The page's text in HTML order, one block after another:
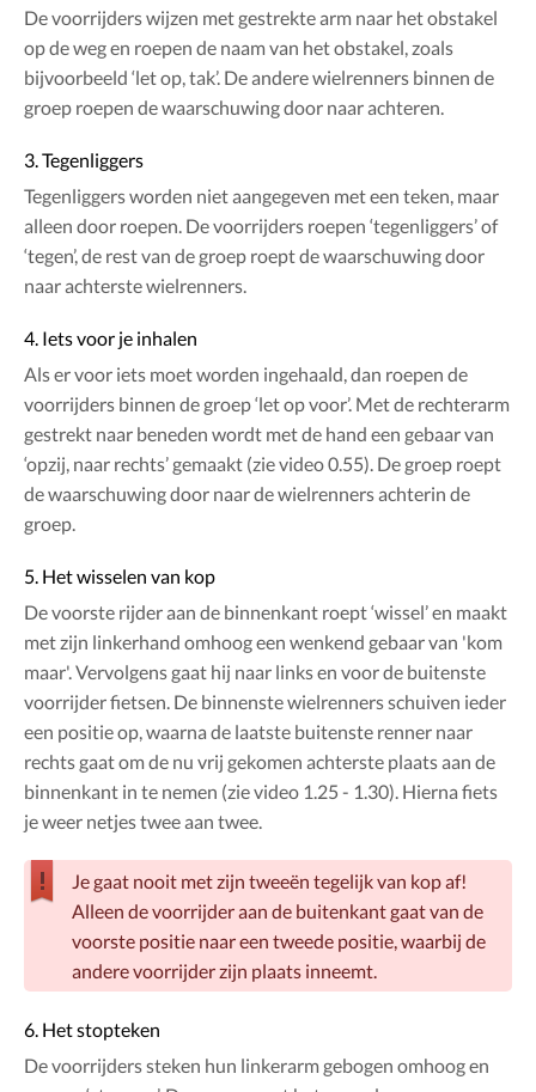
De voorrijders wijzen met gestrekte arm naar het obstakel
op de weg en roepen de naam van het obstakel, zoals
bijvoorbeeld ‘let op, tak’. De andere wielrenners binnen de
groep roepen de waarschuwing door naar achteren.
3. Tegenliggers
Tegenliggers worden niet aangegeven met een teken, maar
alleen door roepen. De voorrijders roepen ‘tegenliggers’ of
‘tegen’, de rest van de groep roept de waarschuwing door
naar achterste wielrenners.
4. Iets voor je inhalen
Als er voor iets moet worden ingehaald, dan roepen de
voorrijders binnen de groep ‘let op voor’. Met de rechterarm
gestrekt naar beneden wordt met de hand een gebaar van
‘opzij, naar rechts’ gemaakt (zie video 0.55). De groep roept
de waarschuwing door naar de wielrenners achterin de
groep.
5. Het wisselen van kop
De voorste rijder aan de binnenkant roept ‘wissel’ en maakt
met zijn linkerhand omhoog een wenkend gebaar van 'kom
maar'. Vervolgens gaat hij naar links en voor de buitenste
voorrijder fietsen. De binnenste wielrenners schuiven ieder
een positie op, waarna de laatste buitenste renner naar
rechts gaat om de nu vrij gekomen achterste plaats aan de
binnenkant in te nemen (zie video 1.25 - 1.30). Hierna fiets
je weer netjes twee aan twee.
Je gaat nooit met zijn tweeën tegelijk van kop af!
Alleen de voorrijder aan de buitenkant gaat van de
voorste positie naar een tweede positie, waarbij de
andere voorrijder zijn plaats inneemt.
6. Het stopteken
De voorrijders steken hun linkerarm gebogen omhoog en